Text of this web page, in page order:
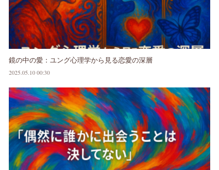
鏡の中の愛：ユング心理学から見る恋愛の深層
2025.05.10 00:30